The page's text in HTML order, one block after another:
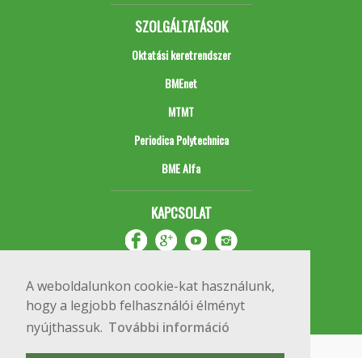
A weboldalunkon cookie-kat használunk,
hogy a legjobb felhasználói élményt
nyújthassuk. További információ
SZOLGÁLTATÁSOK
Oktatási keretrendszer
BMEnet
MTMT
Periodica Polytechnica
BME Alfa
KAPCSOLAT